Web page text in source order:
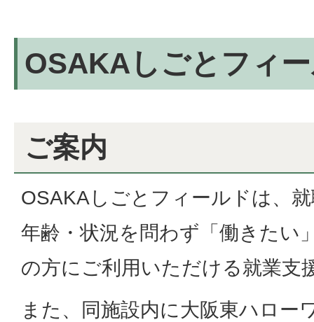
OSAKAしごとフィ
ご案内
OSAKAしごとフィールドは、
年齢・状況を問わず「働きたい
の方にご利用いただける就業支
また、同施設内に大阪東ハロー